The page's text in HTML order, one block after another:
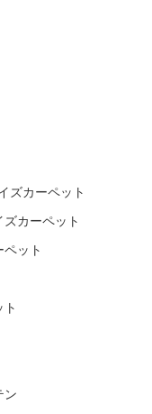
ズカーペット
ズカーペット
ペット
ト
ン